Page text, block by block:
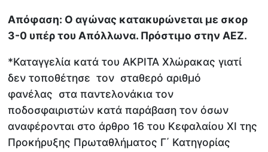
Απόφαση: Ο αγώνας κατακυρώνεται με σκορ
3-0 υπέρ του Απόλλωνα. Πρόστιμο στην ΑΕΖ.
*Καταγγελία κατά του ΑΚΡΙΤΑ Χλώρακας γιατί
δεν τοποθέτησε τον σταθερό αριθμό
φανέλας στα παντελονάκια τον
ποδοσφαιριστών κατά παράβαση τον όσων
αναφέρονται στο άρθρο 16 του Κεφαλαίου ΧΙ της
Προκήρυξης Πρωταθλήματος Γ΄ Κατηγορίας